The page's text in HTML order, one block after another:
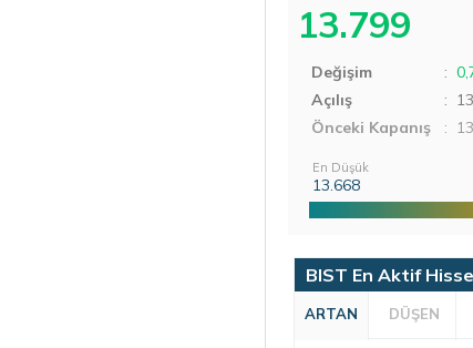
13.799
Değişim :
Açılış
:
Önceki Kapanış
:
En Düşük
13.668
BIST En Aktif
ARTAN DÜŞEN